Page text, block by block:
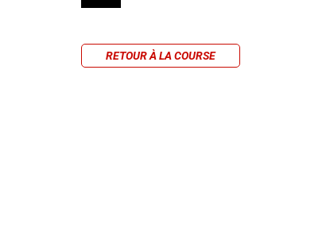
RETOUR À LA COURSE